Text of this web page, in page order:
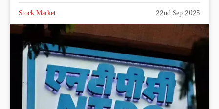
Stock Market 22nd Sep 2025